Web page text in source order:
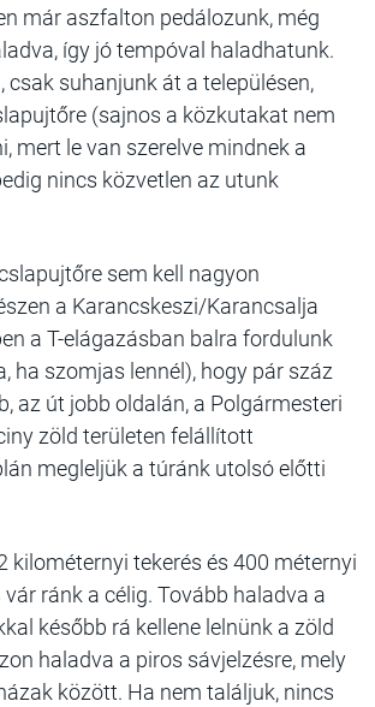
már aszfalton pedálozunk, még
így jó tempóval haladhatunk.
csak suhanjunk át a településen,
(sajnos a közkutakat nem
mert le van szerelve mindnek a
nincs közvetlen az utunk
sem kell nagyon
a Karancskeszi/Karancsalja
a T-elágazásban balra fordulunk
ha szomjas lennél), hogy pár száz
az út jobb oldalán, a Polgármesteri
zöld területen felállított
megleljük a túránk utolsó előtti
kilométernyi tekerés és 400 méternyi
ránk a célig. Tovább haladva a
később rá kellene lelnünk a zöld
haladva a piros sávjelzésre, mely
között. Ha nem találjuk, nincs